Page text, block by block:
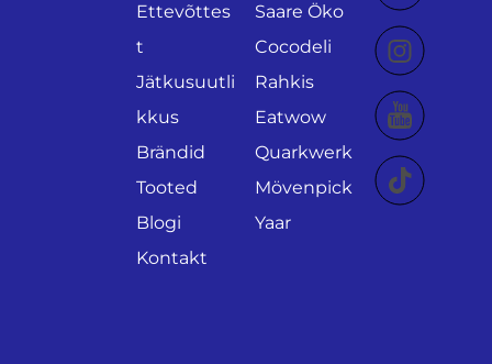
Ettevõttes
t
Jätkusuutli
kkus
Brändid
Tooted
Blogi
Kontakt
Saare Öko
Cocodeli
Rahkis
Eatwow
Quarkwerk
Mövenpick
Yaar